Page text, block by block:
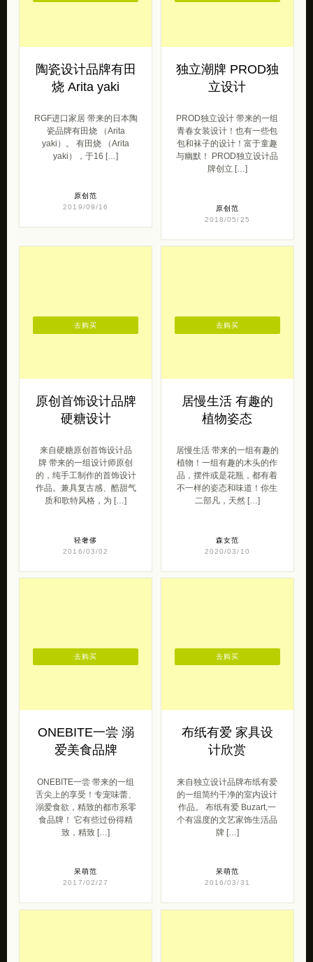
陶瓷设计品牌有田
烧 Arita yaki
RGF进口家居 带来的日本陶
瓷品牌有田烧 （Arita
yaki）。 有田烧 （Arita
yaki），于16 […]
原创范
2019/09/16
独立潮牌 PROD独
立设计
PROD独立设计 带来的一组
青春女装设计！也有一些包
包和袜子的设计！富于童趣
与幽默！ PROD独立设计品
牌创立 […]
原创范
2018/05/25
原创首饰设计品牌
硬糖设计
来自硬糖原创首饰设计品
牌 带来的一组设计师原创
的，纯手工制作的首饰设计
作品。兼具复古感、酷甜气
质和歌特风格，为 […]
轻奢侈
2016/03/02
去购买
居慢生活 有趣的
植物姿态
居慢生活 带来的一组有趣的
植物！一组有趣的木头的作
品，摆件或是花瓶，都有着
不一样的姿态和味道！你生
二部凡，天然 […]
森女范
2020/03/10
去购买
ONEBITE一尝 溺
爱美食品牌
ONEBITE一尝 带来的一组
舌尖上的享受！专宠味蕾、
溺爱食欲，精致的都市系零
食品牌！ 它有些过份得精
致，精致 […]
呆萌范
2017/02/27
去购买
布纸有爱 家具设
计欣赏
来自独立设计品牌布纸有爱
的一组简约干净的室内设计
作品。 布纸有爱 Buzart,一
个有温度的文艺家饰生活品
牌 […]
呆萌范
2016/03/31
去购买